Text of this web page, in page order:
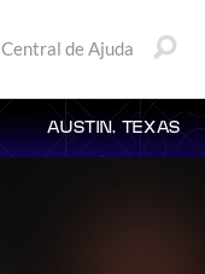
Central de Ajuda
AUSTIN, TEXAS